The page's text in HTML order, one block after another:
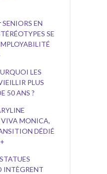
SENIORS EN
SE
LES
PLUS
50 ANS ?
VIVA MONICA,
DÉDIÉ
INTÈGRENT